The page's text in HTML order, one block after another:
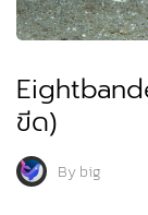
ขีด)
Bybig